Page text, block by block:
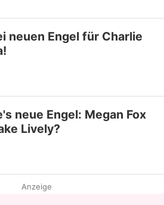
neuen Engel für Charlie
neue Engel: Megan Fox
Lively?
Anzeige